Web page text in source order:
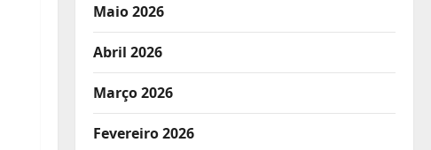
Maio 2026
Abril 2026
Março 2026
Fevereiro 2026